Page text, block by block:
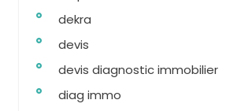
dekra
devis
devis diagnostic immobilier
diag immo